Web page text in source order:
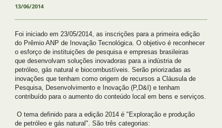
13/06/2014
Foi iniciado em 23/05/2014, as inscrições para a primeira edição
do Prêmio ANP de Inovação Tecnológica. O objetivo é reconhecer
o esforço de instituições de pesquisa e empresas brasileiras
que desenvolvam soluções inovadoras para a indústria de
petróleo, gás natural e biocombustíveis. Serão priorizadas as
inovações que tenham como origem de recursos a Cláusula de
Pesquisa, Desenvolvimento e Inovação (P,D&I) e tenham
contribuído para o aumento do conteúdo local em bens e serviços.
O tema definido para a edição 2014 é "Exploração e produção
de petróleo e gás natural". São três categorias: